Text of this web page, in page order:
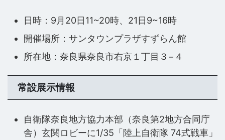
日時：9月20日11~20時、21日9~16時
開催場所：サンタウンプラザすずらん館
所在地：奈良県奈良市右京１丁目３−４
常設展示情報
自衛隊奈良地方協力本部（奈良第2地方合同庁
舎）玄関ロビーに1/35「陸上自衛隊 74式戦車」